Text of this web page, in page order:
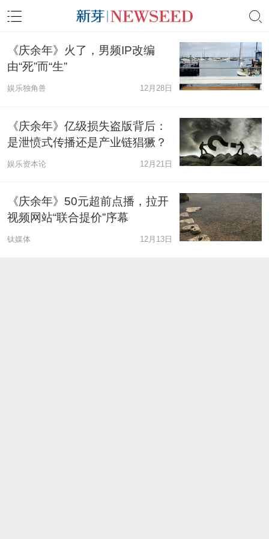
《庆余年》火了，男频IP改编
由“死”而“生”
娱乐独角兽 12月28日
《庆余年》亿级损失盗版背后：
是泄愤式传播还是产业链猖獗？
娱乐资本论 12月21日
《庆余年》50元超前点播，拉开
视频网站“联合提价”序幕
钛媒体 12月13日